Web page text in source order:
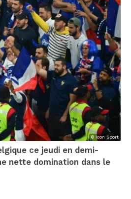
© Icon Sport
ce jeudi en demi-
nette domination dans le